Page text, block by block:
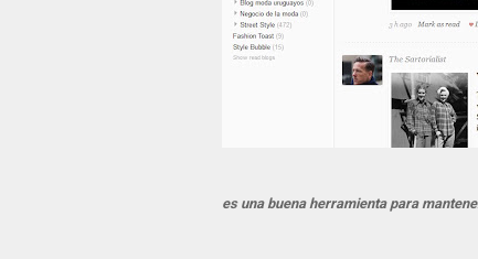
es una buena herramienta para